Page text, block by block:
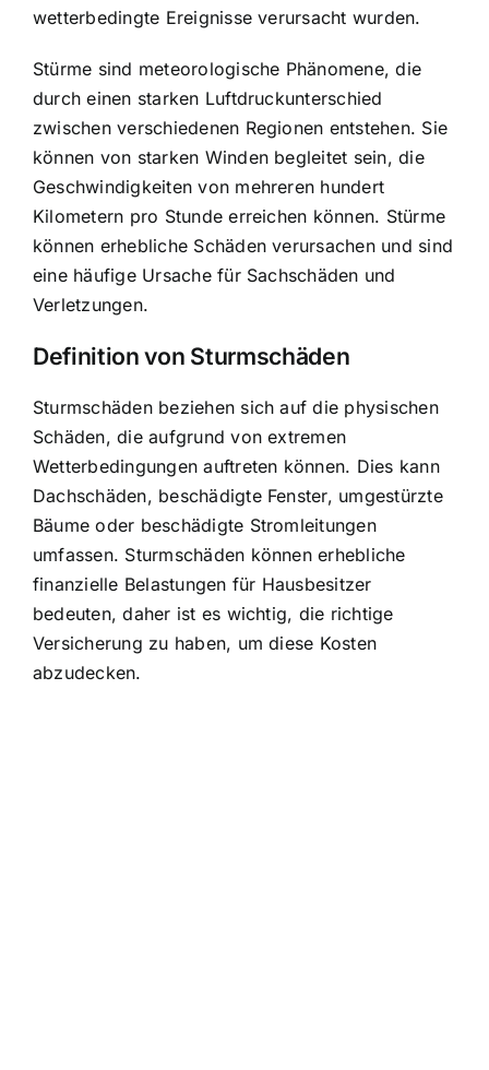
wetterbedingte Ereignisse verursacht wurden.
Stürme sind meteorologische Phänomene, die
durch einen starken Luftdruckunterschied
zwischen verschiedenen Regionen entstehen. Sie
können von starken Winden begleitet sein, die
Geschwindigkeiten von mehreren hundert
Kilometern pro Stunde erreichen können. Stürme
können erhebliche Schäden verursachen und sind
eine häufige Ursache für Sachschäden und
Verletzungen.
Definition von Sturmschäden
Sturmschäden beziehen sich auf die physischen
Schäden, die aufgrund von extremen
Wetterbedingungen auftreten können. Dies kann
Dachschäden, beschädigte Fenster, umgestürzte
Bäume oder beschädigte Stromleitungen
umfassen. Sturmschäden können erhebliche
finanzielle Belastungen für Hausbesitzer
bedeuten, daher ist es wichtig, die richtige
Versicherung zu haben, um diese Kosten
abzudecken.